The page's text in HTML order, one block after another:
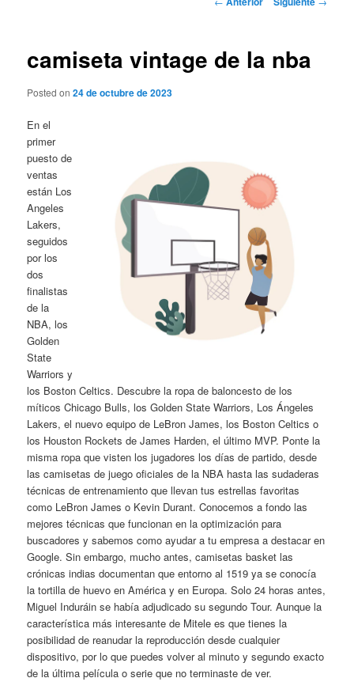
camiseta vintage de la nba
Posted on24 de octubre de 2023
En el
primer
puesto de
ventas
están Los
Angeles
Lakers,
seguidos
por los
dos
finalistas
de la
NBA, los
Golden
State
Warriors y
los Boston Celtics. Descubre la ropa de baloncesto de los
míticos Chicago Bulls, los Golden State Warriors, Los Ángeles
Lakers, el nuevo equipo de LeBron James, los Boston Celtics o
los Houston Rockets de James Harden, el último MVP. Ponte la
misma ropa que visten los jugadores los días de partido, desde
las camisetas de juego oficiales de la NBA hasta las sudaderas
técnicas de entrenamiento que llevan tus estrellas favoritas
como LeBron James o Kevin Durant. Conocemos a fondo las
mejores técnicas que funcionan en la optimización para
buscadores y sabemos como ayudar a tu empresa a destacar en
Google. Sin embargo, mucho antes, camisetas basket las
crónicas indias documentan que entorno al 1519 ya se conocía
la tortilla de huevo en América y en Europa. Solo 24 horas antes,
Miguel Induráin se había adjudicado su segundo Tour. Aunque la
característica más interesante de Mitele es que tienes la
posibilidad de reanudar la reproducción desde cualquier
dispositivo, por lo que puedes volver al minuto y segundo exacto
de la última película o serie que no terminaste de ver.